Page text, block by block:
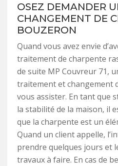
OSEZ DEMANDER
CHANGEMENT DE
BOUZERON
Quand vous avez envie
traitement de charpente
de suite MP Couvreur 71,
traitement et changement
vous assister. En tant que
la stabilité de la maison, il
que la charpente est un
Quand un client appelle,
prendre quelques jours et
travaux à faire. En cas de